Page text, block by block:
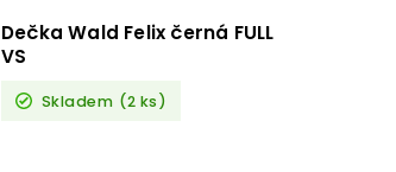
Dečka Wald Felix černá FULL
VS
Skladem (2 ks)